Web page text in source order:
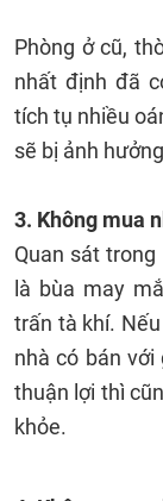
Phòng ở cũ,
nhất định đã
tích tụ nhiều
sẽ bị ảnh
3. Không mua
Quan sát
là bùa may
trấn tà khí.
nhà có bán với
thuận lợi thì
khỏe.